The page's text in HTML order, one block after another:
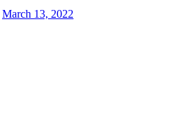
March 13, 2022